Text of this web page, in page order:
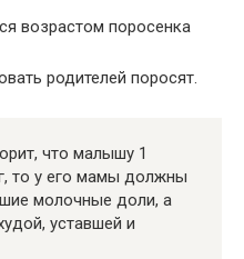
возрастом поросенка
родителей поросят.
что малышу 1
то у его мамы должны
молочные доли, а
уставшей и